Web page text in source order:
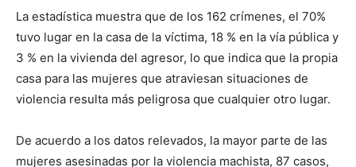
La estadística muestra que de los 162 crímenes, el 70%
tuvo lugar en la casa de la víctima, 18 % en la vía pública y
3 % en la vivienda del agresor, lo que indica que la propia
casa para las mujeres que atraviesan situaciones de
violencia resulta más peligrosa que cualquier otro lugar.
De acuerdo a los datos relevados, la mayor parte de las
mujeres asesinadas por la violencia machista, 87 casos,